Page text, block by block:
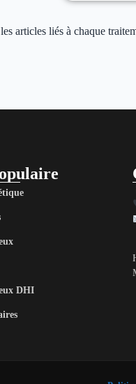
articles liés à chaque
DHI